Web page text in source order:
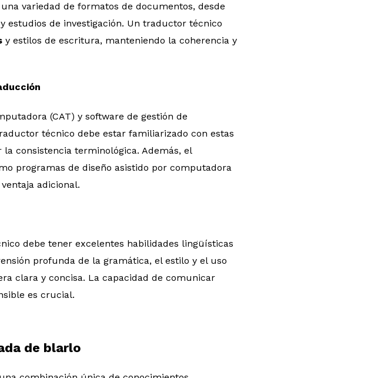
variedad de formatos de documentos, desde
estudios de investigación. Un traductor técnico
y estilos de escritura, manteniendo la coherencia y
(CAT) y software de gestión de
técnico debe estar familiarizado con estas
consistencia terminológica. Además, el
programas de diseño asistido por computadora
adicional.
debe tener excelentes habilidades lingüísticas
profunda de la gramática, el estilo y el uso
clara y concisa. La capacidad de comunicar
es crucial.
de blarlo